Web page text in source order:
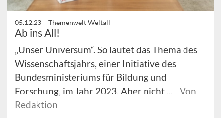
05.12.23 – Themenwelt Weltall
Ab ins All!
„Unser Universum“. So lautet das Thema des
Wissenschaftsjahrs, einer Initiative des
Bundesministeriums für Bildung und
Forschung, im Jahr 2023. Aber nicht ...
Von
Redaktion